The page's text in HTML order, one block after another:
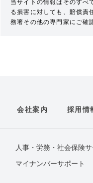
当サイトの情報はそのすべ
る損害に対しても、賠償責
務署その他の専門家にご確
会社案内 採用情
人事・労務・社会保険
マイナンバーサポート